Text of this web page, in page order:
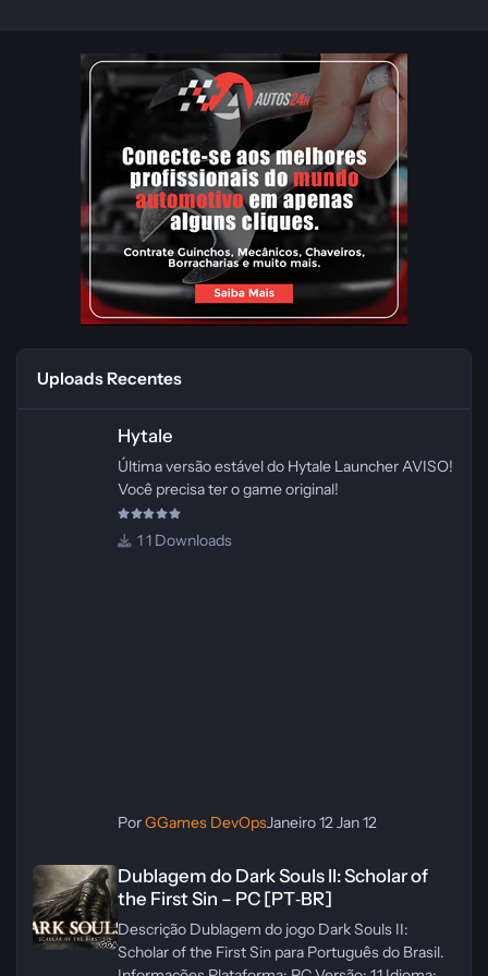
Uploads Recentes
Hytale
Última versão estável do Hytale Launcher AVISO!
Você precisa ter o game original!
1 Downloads
PorGGames DevOpsJaneiro 12Jan 12
Dublagem do Dark Souls II: Scholar of
the First Sin – PC [PT‑BR]
Descrição Dublagem do jogo Dark Souls II:
Scholar of the First Sin para Português do Brasil.